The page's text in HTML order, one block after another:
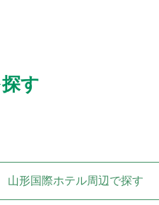
す
山形国際ホテル周辺で探す